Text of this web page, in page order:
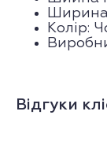
Ширина
Колір:
Відгуки